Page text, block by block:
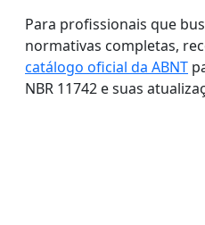
Para profissionais que
normativas completas,
catálogo oficial da ABNT
NBR 11742 e suas